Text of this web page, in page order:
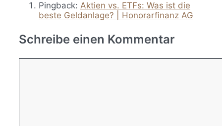
Pingback: Aktien vs. ETFs: Was ist die
beste Geldanlage? | Honorarfinanz AG
Schreibe einen Kommentar